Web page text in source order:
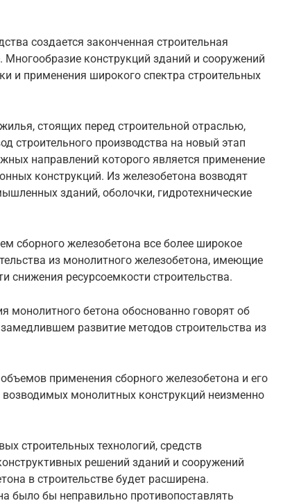
создается законченная строительная
конструкций зданий и сооружений
и применения широкого спектра строительных
стоящих перед строительной отраслью,
строительного производства на новый этап
направлений которого является применение
конструкций. Из железобетона возводят
зданий, оболочки, гидротехнические
сборного железобетона все более широкое
из монолитного железобетона, имеющие
снижения ресурсоемкости строительства.
монолитного бетона обоснованно говорят об
развитие методов строительства из
применения сборного железобетона и его
монолитных конструкций неизменно
строительных технологий, средств
решений зданий и сооружений
в строительстве будет расширена.
было бы неправильно противопоставлять